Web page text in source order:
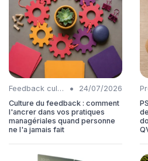
Feedback culture •
24/07/2026
Culture du feedback : comment
l'ancrer dans vos pratiques
managériales quand personne
ne l'a jamais fait